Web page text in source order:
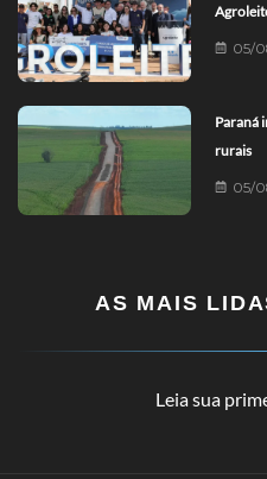
05/
Paraná
rurais
05/
AS MAIS
Leia sua